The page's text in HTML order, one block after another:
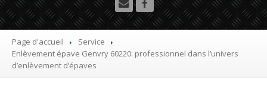
Utilitaire
Démolisseuragrée VHU gratuit
Mettreà la casse sa voiture
Page d'accueil
Service
Enlèvement épave Genvry 60220: professionnel dans l’univers
d’enlèvement d’épaves